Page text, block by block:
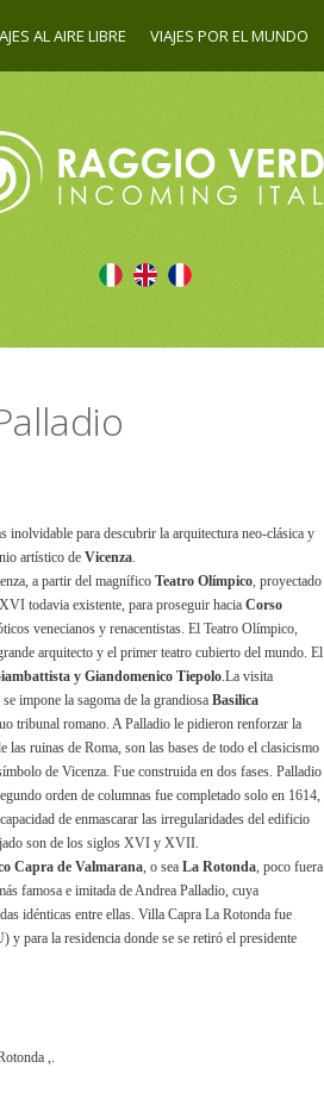
AL AIRE LIBRE VIAJES POR EL MUNDO
para descubrir la arquitectura neo-clásica y
artístico de Vicenza.
a partir del magnífico Teatro Olímpico, proyectado
todavia existente, para proseguir hacia Corso
venecianos y renacentistas. El Teatro Olímpico,
arquitecto y el primer teatro cubierto del mundo. El
y Giandomenico Tiepolo.La visita
impone la sagoma de la grandiosa Basilica
tribunal romano. A Palladio le pidieron renforzar la
las ruinas de Roma, son las bases de todo el clasicismo
de Vicenza. Fue construida en dos fases. Palladio
orden de columnas fue completado solo en 1614,
de enmascarar las irregularidades del edificio
son de los siglos XVI y XVII.
Capra de Valmarana, o sea La Rotonda, poco fuera
famosa e imitada de Andrea Palladio, cuya
idénticas entre ellas. Villa Capra La Rotonda fue
y para la residencia donde se se retiró el presidente
,.